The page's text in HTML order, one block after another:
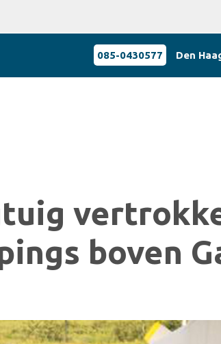
085-0430577 Den
boven